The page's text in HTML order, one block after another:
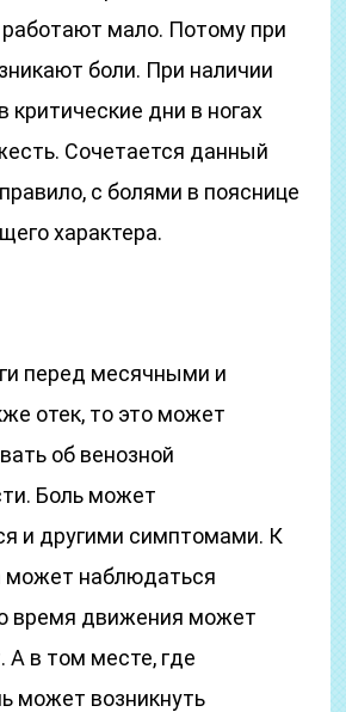
мало. Потому при
боли. При наличии
критические дни в ногах
Сочетается данный
с болями в пояснице
характера.
перед месячными и
отек, то это может
об венозной
Боль может
и другими симптомами. К
может наблюдаться
время движения может
А в том месте, где
может возникнуть